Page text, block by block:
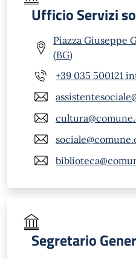
Ufficio Servizi
Piazza Giuseppe
(BG)
+39 035 500121
Segretario